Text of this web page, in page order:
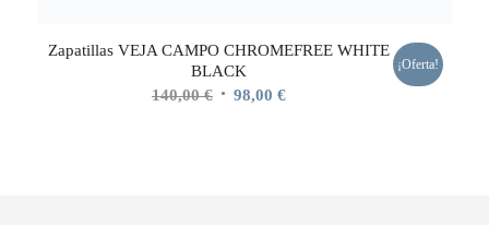
Zapatillas VEJA CAMPO CHROMEFREE WHITE
BLACK
140,00€ El 98,00 €El
¡Oferta!